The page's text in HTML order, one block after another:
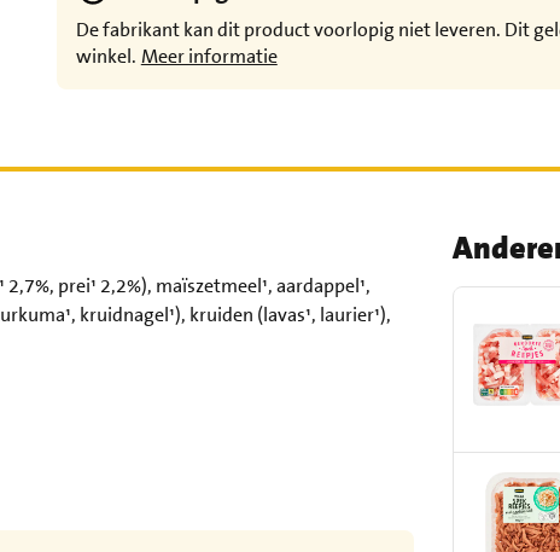
De fabrikant kan dit product voorlopig niet leveren. Dit
winkel. Meer informatie
prei¹ 2,2%), maïszetmeel¹, aardappel¹,
kruidnagel¹), kruiden (lavas¹, laurier¹),